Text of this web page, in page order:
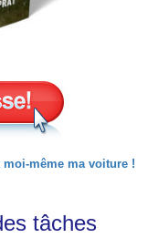
même ma voiture !
tâches